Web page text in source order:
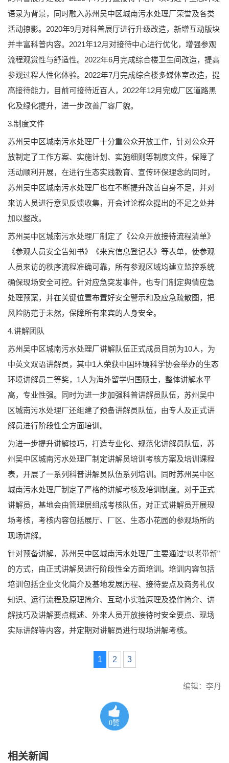
语录为背景，同时融入苏州吴中区城南污水处理厂荣誉及各类
活动掠影。2020年9月对科普展厅进行升级改造，新增互动版块
并丰富科普内容。2021年12月对接待中心进行优化，增强参观
流程观赏性与舒适性。2022年6月完成综合楼卫生间改造，提高
参观过程人性化体验。2022年7月完成综合楼多媒体室改造，提
高接待能力，目前可接待近百人，2022年12月完成厂区道路黑
化及绿化提升，进一步改善厂容厂貌。
3.制度文件
苏州吴中区城南污水处理厂十分重公众开放工作，针对公众开
放制定了工作方案、实施计划、实施细则等制度文件，保障了
活动顺利开展，在进行生态实践教育、宣传环保理念的同时，
苏州吴中区城南污水处理厂也在不断提升改善自身不足，并对
来访人员进行意见反馈收集，开会讨论群众提出的不足之处并
加以整改。
苏州吴中区城南污水处理厂制定了《公众开放接待流程清单》
《参观人员安全告知书》《来宾信息登记表》等表单，使参观
人员来访的秩序流程准确可靠，所有参观区域均建立监控系统
确保现场安全可控。针对应急突发事件，也专门制定舆情应急
处理预案，并在关键位置布置好安全警示和及应急疏散图，把
风险防范于未然，保障所有来宾的人身安全。
4.讲解团队
苏州吴中区城南污水处理厂讲解队伍正式成员目前为10人，为
中英文双语讲解员，其中1人荣获中国环境科学协会举办的生态
环境讲解员二等奖，1人为海外留学归国硕士，整体讲解水平
高，专业性强。同时为进一步加强科普讲解员队伍，苏州吴中
区城南污水处理厂还组建了预备讲解员队伍，由专人及正式讲
解员进行阶段性全方面培训。
为进一步提升讲解技巧，打造专业化、规范化讲解员队伍，苏
州吴中区城南污水处理厂制定讲解员培训考核方案及培训课程
表，开展了一系列科普讲解员队伍系列培训。同时苏州吴中区
城南污水处理厂制定了严格的讲解考核及培训制度。对于正式
讲解员，基地会由管理层组成考核队伍，对正式讲解员开展现
场考核，考核内容包括展厅、厂区、生态小花园的参观场所的
现场讲解。
针对预备讲解，苏州吴中区城南污水处理厂主要通过“以老带新”
的方式，由正式讲解员进行阶段性全方面培训。培训内容包括
培训包括企业文化简介及基地发展历程、接待要点及商务礼仪
知识、运行流程及原理简介、互动小实验原理及操作简介、讲
解技巧及讲解要点概述、外来人员开放接待时安全要点、现场
实际讲解等内容，并定期对讲解员进行现场讲解考核。
1 2 3
编辑：李丹
0赞
相关新闻